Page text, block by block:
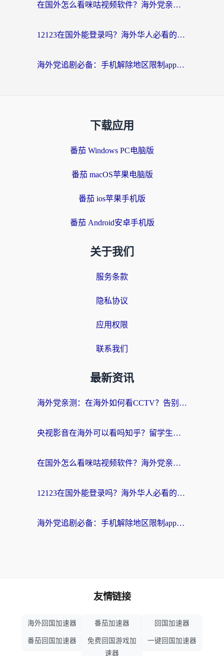
在国外怎么看咪咕视频软件？海外党亲测有效的回国加速方案
12123在国外能登录吗？海外华人必看的回国加速实用指南
海外党追剧必备：手机解除地区限制app怎么选？解决央视视频&国内剧地区限制全指南
下载应用
番茄 Windows PC电脑版
番茄 macOS苹果电脑版
番茄 ios苹果手机版
番茄 Android安卓手机版
关于我们
服务条款
隐私协议
应用权限
联系我们
最新资讯
海外党亲测：在海外如何看CCTV？告别“仅限大陆播放”的实用指南
央视影音在海外可以看吗知乎？留学生亲测：3步解决地域限制+追剧自由
在国外怎么看咪咕视频软件？海外党亲测有效的回国加速方案
12123在国外能登录吗？海外华人必看的回国加速实用指南
海外党追剧必备：手机解除地区限制app怎么选？解决央视视频&国内剧地区限制全指南
友情链接
海外回国加速器 番茄加速器 回国加速器
番茄回国加速器
免费回国游戏加
速器
一键回国加速器